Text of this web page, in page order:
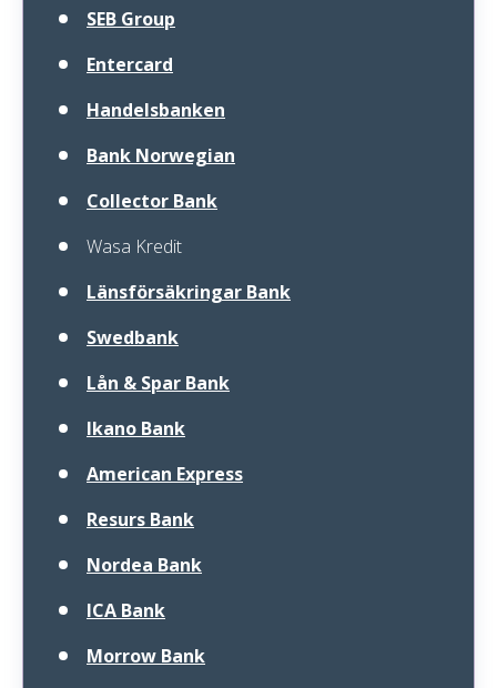
SEB Group
Entercard
Handelsbanken
Bank Norwegian
Collector Bank
Wasa Kredit
Länsförsäkringar Bank
Swedbank
Lån & Spar Bank
Ikano Bank
American Express
Resurs Bank
Nordea Bank
ICA Bank
Morrow Bank